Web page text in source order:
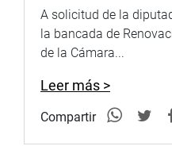
A solicitud de la
la bancada de
de la Cámara...
Leer más >
Compartir